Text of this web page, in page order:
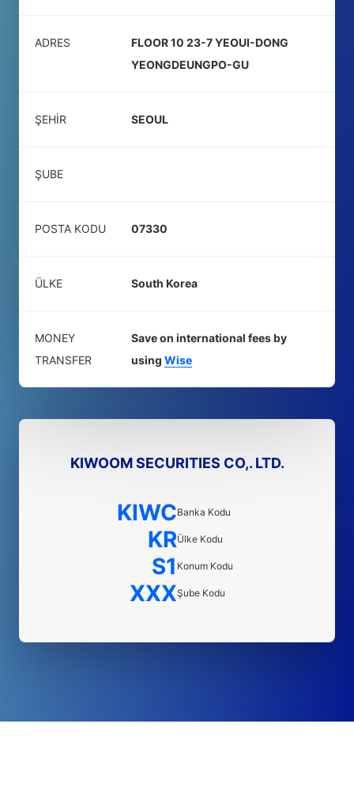
ADRES
FLOOR 10 23-7 YEOUI-DONG
YEONGDEUNGPO-GU
ŞEHIR SEOUL
ŞUBE
POSTA KODU 07330
ÜLKE South Korea
MONEY
TRANSFER
Save on international fees by
using Wise
KIWOOM SECURITIES CO,. LTD.
KIWCBanka Kodu
KRÜlke Kodu
S1 Konum Kodu
XXXŞube Kodu